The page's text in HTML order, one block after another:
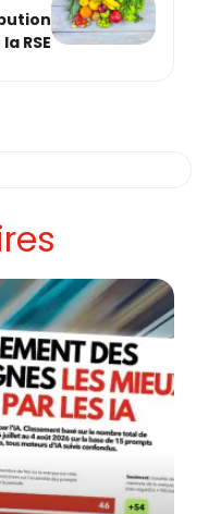
RSE